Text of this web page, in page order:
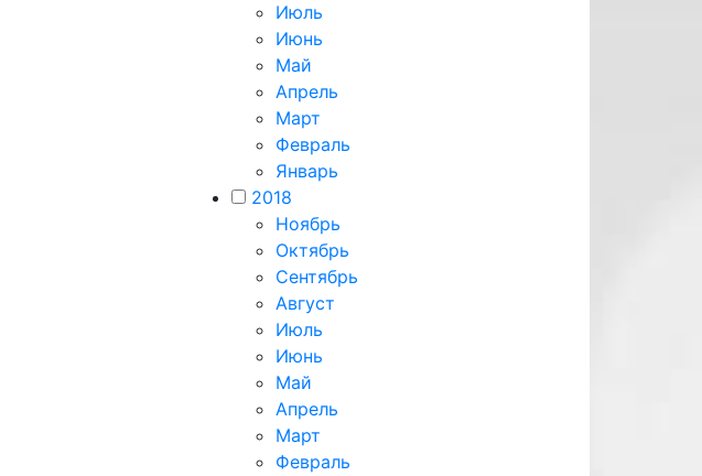
Июль
Июнь
Май
Апрель
Март
Февраль
Январь
2018
Ноябрь
Октябрь
Сентябрь
Август
Июль
Июнь
Май
Апрель
Март
Февраль